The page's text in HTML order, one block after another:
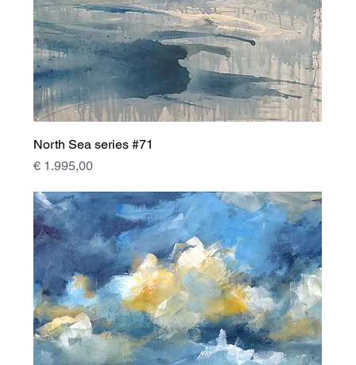
North Sea series #71
Prijs
€ 1.995,00